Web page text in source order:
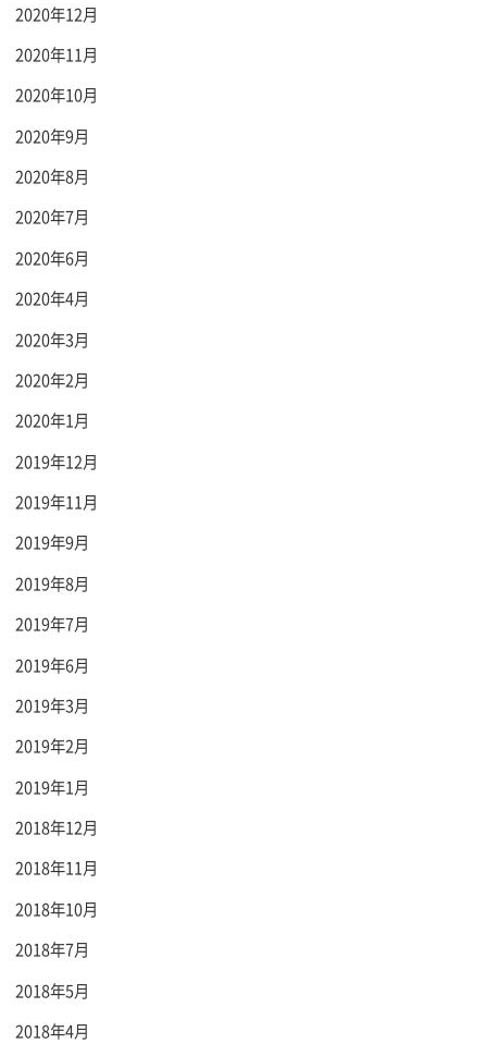
2020年12月
2020年11月
2020年10月
2020年9月
2020年8月
2020年7月
2020年6月
2020年4月
2020年3月
2020年2月
2020年1月
2019年12月
2019年11月
2019年9月
2019年8月
2019年7月
2019年6月
2019年3月
2019年2月
2019年1月
2018年12月
2018年11月
2018年10月
2018年7月
2018年5月
2018年4月